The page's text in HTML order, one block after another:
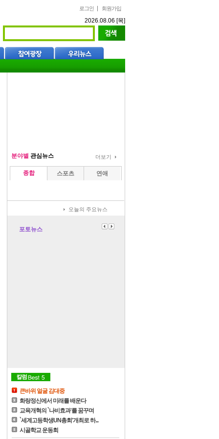
로그인 회원가입
2026.08.06 [목]
분야별 관심뉴스 더보기
종합 스포츠 연애
오늘의 주요뉴스
포토뉴스
큰바위 얼굴 김대중
화랑정신에서 미래를 배운다
교육개혁의 `나비효과'를 꿈꾸며
`세계고등학생UN총회'개최로 하...
시골학교 운동회